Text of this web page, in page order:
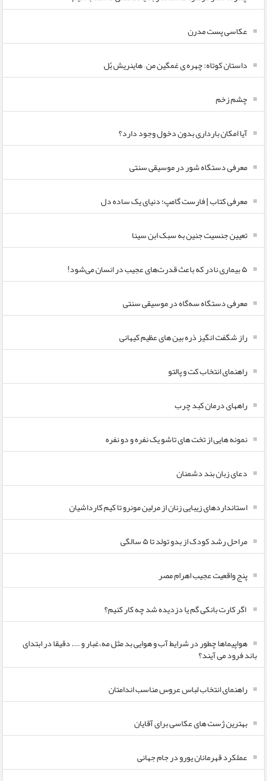
عکاسی پست مدرن
داستان کوتاه: چهره ی غمگین من – هاینریش بُل
چشم زخم
آیا امکان بارداری بدون دخول وجود دارد؟
معرفی دستگاه شور در موسیقی سنتی
معرفی کتاب | فارست گامپ؛ دنیای یک ساده دل
تعیین جنسیت جنین به سبک ابن سینا
۵ بیماری نادر که باعث قدرت‌های عجیب در انسان می‌شود!
معرفی دستگاه سه‌گاه در موسیقی سنتی
راز شگفت انگیز ذره بین های عظیم کیهانی
راهنمای انتخاب کت و پالتو
راههای درمان کبد چرب
نمونه هایی از تخت های تاشو یک نفره و دو نفره
دعای زبان بند دشمنان
استانداردهای زیبایی زنان از مرلین مونرو تا کیم کارداشیان
مراحل رشد کودک از بدو تولد تا ۵ سالگی
پنج واقعیت عجیب اهرام مصر
اگر کارت بانکی گم یا دزدیده شد چه کار کنیم؟
هواپیماها چطور در شرایط آب و هوایی بد مثل مه،غبار و …. دقیقا در ابتدای
باند فرود می آیند؟
راهنمای انتخاب لباس عروس مناسب اندامتان
بهترین ژست های عکاسی برای آقایان
عملکرد قهرمانان یورو در جام جهانی